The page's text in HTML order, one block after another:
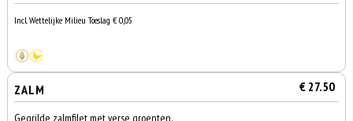
Incl. Wettelijke Milieu Toeslag € 0,05
ZALM € 27.50
Gegrilde zalmfilet met verse groenten.